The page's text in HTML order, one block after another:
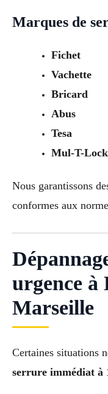
Marques de
Fichet
Vachette
Bricard
Abus
Tesa
Mul-T-Lock
Nous garantissons
conformes aux
urgence à
Marseille
Certaines situations
serrure immédiat à